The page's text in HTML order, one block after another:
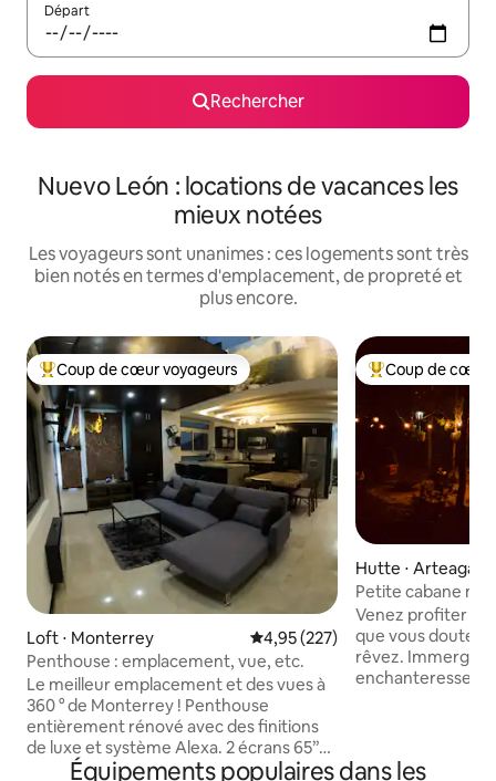
Départ
Rechercher
Nuevo León : locations de vacances les
mieux notées
Les voyageurs sont unanimes : ces logements sont très
bien notés en termes d'emplacement, de propreté et
plus encore.
Coups de cœur voyageurs les plus appréciés
Coup de cœur voyageurs
Loft ⋅ Monterrey Évaluation moyenne sur la
4,95 (227)
Penthouse : emplacement, vue, etc.
Le meilleur emplacement et des vues à
360 ° de Monterrey ! Penthouse
entièrement rénové avec des finitions
de luxe et système Alexa. 2 écrans 65’’
et 50" c/ Firestick (chaînes &
Coups de cœur
Coup de cœur
Hutte ⋅ Arteaga
y
Petite cabane
intérieure
Venez profiter
que vous
rêvez. Immergée
enchanteresse,
le ciel nocturne et
Équipements populaires dans les